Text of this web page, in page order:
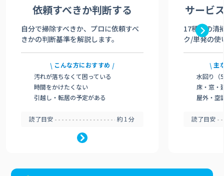
依頼すべきか判断する
自分で掃除すべきか、プロに依頼すべ
きかの判断基準を解説します。
こんな方におすすめ
汚れが落ちなくて困っている
時間をかけたくない
引越し・転居の予定がある
読了目安 約1分
サービ
17種類の清
ク/単発の使
主
水回り（
床・窓・
屋外・空
読了目安